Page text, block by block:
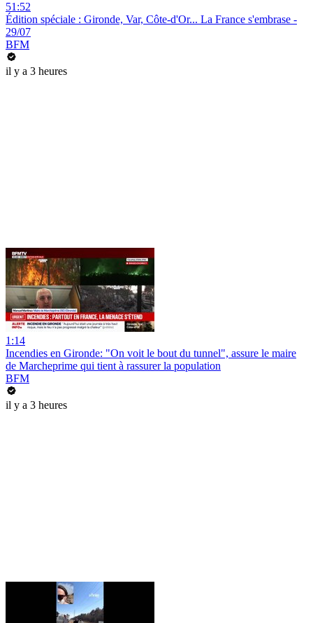
51:52
Édition spéciale : Gironde, Var, Côte-d'Or... La France s'embrase -
29/07
BFM
il y a 3 heures
1:14
Incendies en Gironde: "On voit le bout du tunnel", assure le maire
de Marcheprime qui tient à rassurer la population
BFM
il y a 3 heures